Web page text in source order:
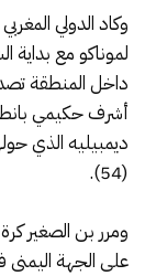
وكاد الدولي
لموناكو مع بداية
أشرف حكيمي
ديمبيليه الذي
(54).
ومرر بن الصغير
على الجهة اليمنى